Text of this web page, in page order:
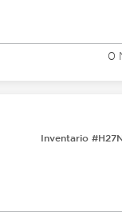
0
Inventario